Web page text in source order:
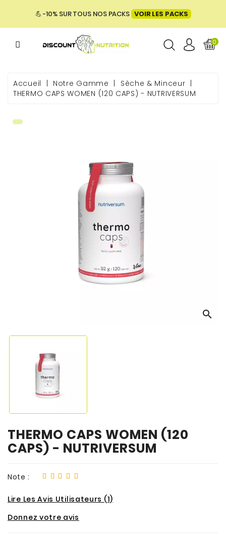
💪 -10% SUR TOUS NOS PACKS VOIR LES PACKS
0
Accueil Notre Gamme
Sèche & Minceur
THERMO CAPS WOMEN (120 CAPS) - NUTRIVERSUM
search
THERMO CAPS WOMEN (120
CAPS) - NUTRIVERSUM
Note :
Lire Les Avis Utilisateurs (1)
Donnez votre avis